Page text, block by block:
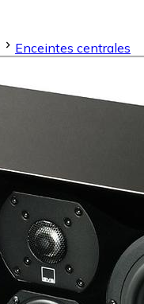
Enceintes centrales